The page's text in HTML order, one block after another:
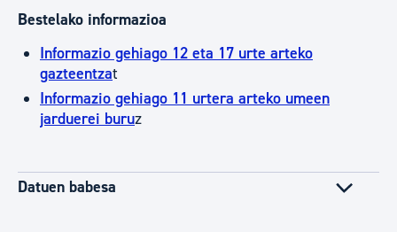
Bestelako informazioa
Informazio gehiago 12 eta 17 urte arteko
gazteentzat
Informazio gehiago 11 urtera arteko umeen
jarduerei buruz
Datuen babesa